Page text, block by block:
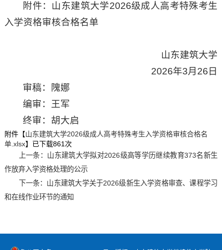
附件：山东建筑大学2026级成人高考特殊考生
入学资格审核合格名单
山东建筑大学
2026年3月26日
审稿：隗娜
编审：王军
终审：胡大启
附件【山东建筑大学2026级成人高考特殊考生入学资格审核合格名
单.xlsx】已下载861次
上一条： 山东建筑大学拟对2026级高等学历继续教育373名新生
作放弃入学资格处理的公示
下一条： 山东建筑大学关于2026级新生入学资格审查、课程学习
和在线作业环节的通知